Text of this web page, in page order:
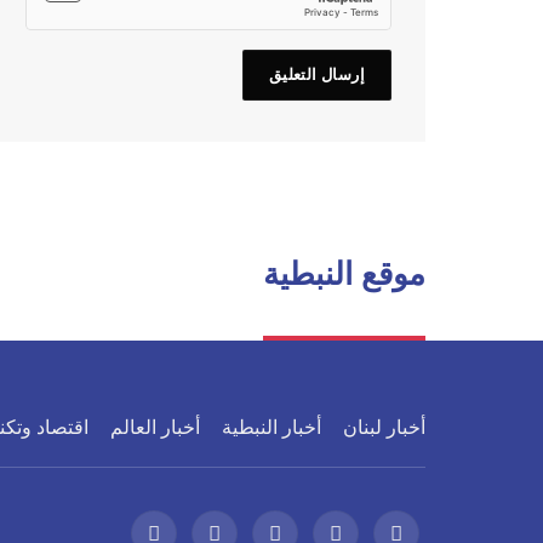
موقع النبطية
أخبار لبنان أخبار النبطية أخبار العالم اقتصاد